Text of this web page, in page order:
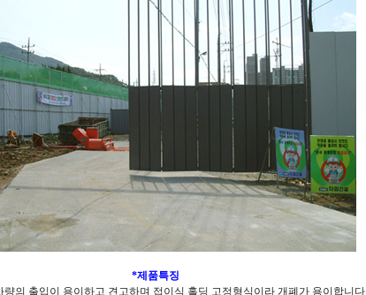
*제품특징
량의 출입이 용이하고 견고하며 접이식 홀딩 고정형식이라 개폐가 용이합니다